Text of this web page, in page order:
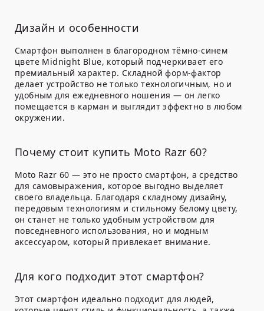
Дизайн и особенности
Смартфон выполнен в благородном тёмно-синем
цвете Midnight Blue, который подчеркивает его
премиальный характер. Складной форм-фактор
делает устройство не только технологичным, но и
удобным для ежедневного ношения — он легко
помещается в карман и выглядит эффектно в любом
окружении.
Почему стоит купить Moto Razr 60?
Moto Razr 60 — это не просто смартфон, а средство
для самовыражения, которое выгодно выделяет
своего владельца. Благодаря складному дизайну,
передовым технологиям и стильному белому цвету,
он станет не только удобным устройством для
повседневного использования, но и модным
аксессуаром, который привлекает внимание.
Для кого подходит этот смартфон?
Этот смартфон идеально подходит для людей,